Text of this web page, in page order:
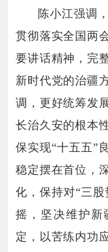
陈小江强调
贯彻落实全国两
要讲话精神，完
新时代党的治疆
调，更好统筹发
长治久安的根本
保实现“十五五”
稳定摆在首位，
化，保持对“三
摇，坚决维护新
定，以苦练内功